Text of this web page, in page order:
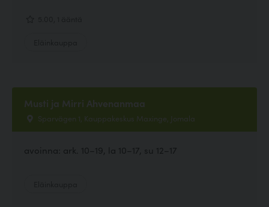
Musti ja Mirri Ahvenanmaa
Sparvägen 1, Kauppakeskus Maxinge, Jomala
avoinna: ark. 10–19, la 10–17, su 12–17